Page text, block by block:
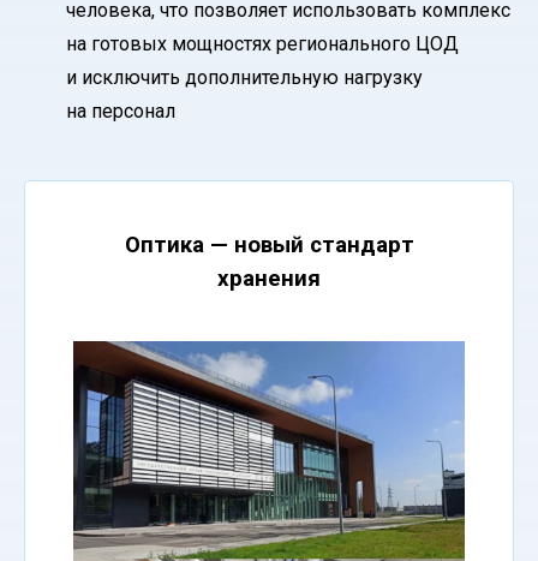
человека, что позволяет использовать комплекс
на готовых мощностях регионального ЦОД
и исключить дополнительную нагрузку
на персонал
Оптика — новый стандарт
хранения